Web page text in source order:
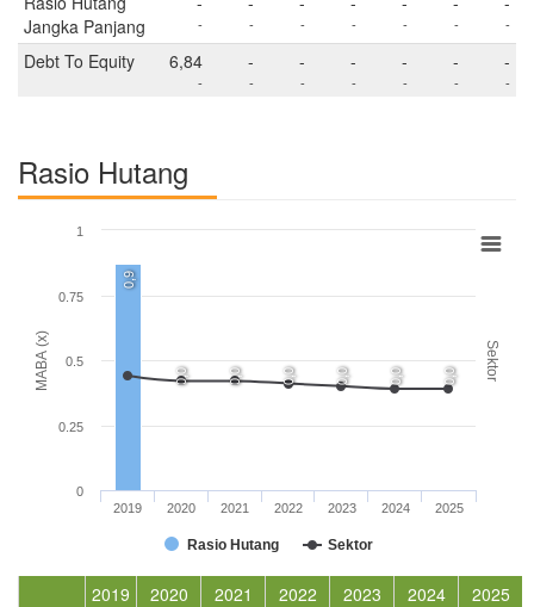
Jangka Panjang
- - - - - - -
Debt To Equity 6,84
-
-
-
-
-
-
-
-
-
-
-
-
-
Rasio Hutang
MABA (x) Sektor
0,9
0,0 0,0 0,0 0,0 0,0 0,0
Rasio Hutang Sektor
2019 2020 2021 2022 2023 2024 2025
0
0.25
0.5
0.75
1
2019 2020 2021 2022 2023 2024
2025